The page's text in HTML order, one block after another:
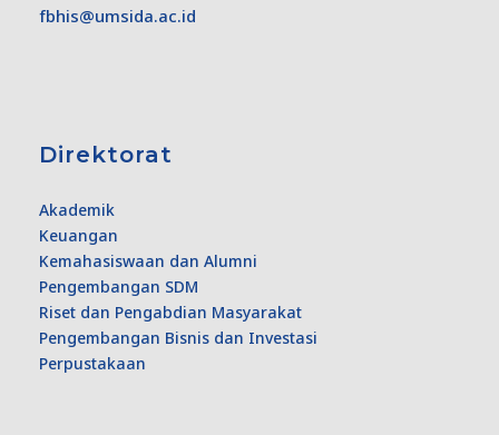
fbhis@umsida.ac.id
Direktorat
Akademik
Keuangan
Kemahasiswaan dan Alumni
Pengembangan SDM
Riset dan Pengabdian Masyarakat
Pengembangan Bisnis dan Investasi
Perpustakaan